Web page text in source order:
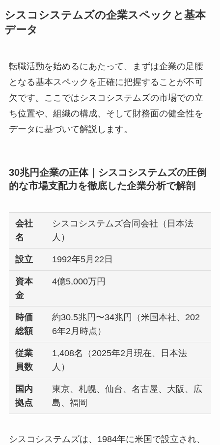
シスコシステムズの企業スペックと基本
データ
転職活動を始めるにあたって、まずは企業の足腰
となる基本スペックを正確に把握することが不可
欠です。ここではシスコシステムズの市場での立
ち位置や、組織の構成、そして財務面の健全性を
データに基づいて解説します。
30兆円企業の正体｜シスコシステムズの圧倒
的な市場支配力を徹底した企業分析で解剖
会社
名
シスコシステムズ合同会社（日本法
人）
設立 1992年5月22日
資本
金
4億5,000万円
時価
総額
約30.5兆円〜34兆円（米国本社、202
6年2月時点）
従業
員数
1,408名（2025年2月現在、日本法
人）
国内
拠点
東京、札幌、仙台、名古屋、大阪、広
島、福岡
シスコシステムズは、1984年に米国で設立され、